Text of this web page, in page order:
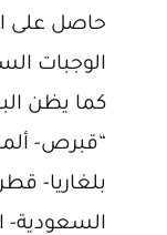
حاصل على
الوجبات
كما يظن
“قبرص-
بلغاريا-
السعودية-